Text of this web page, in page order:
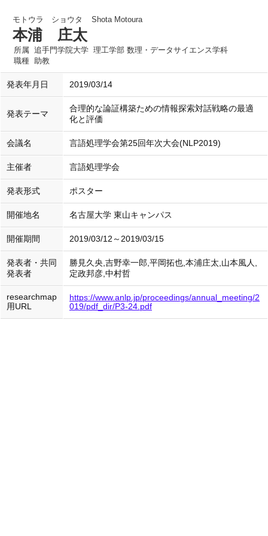
モトウラ ショウタ Shota Motoura
本浦 庄太
所属 追手門学院大学 理工学部 数理・データサイエンス学科
職種 助教
発表年月日 2019/03/14
発表テーマ
合理的な論証構築ための情報探索対話戦略の最適
化と評価
会議名 言語処理学会第25回年次大会(NLP2019)
主催者 言語処理学会
発表形式 ポスター
開催地名 名古屋大学 東山キャンパス
開催期間 2019/03/12～2019/03/15
発表者・共同
発表者
勝見久央,吉野幸一郎,平岡拓也,本浦庄太,山本風人,
定政邦彦,中村哲
researchmap
用URL
https://www.anlp.jp/proceedings/annual_meeting/2
019/pdf_dir/P3-24.pdf